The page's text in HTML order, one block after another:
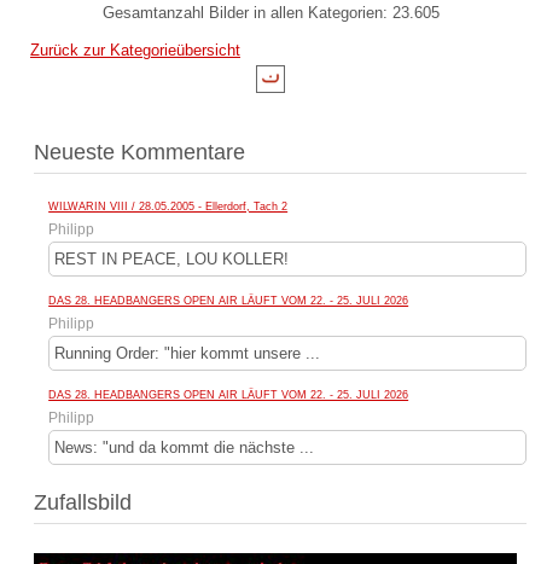
Gesamtanzahl Bilder in allen Kategorien: 23.605
Zurück zur Kategorieübersicht
Neueste Kommentare
WILWARIN VIII / 28.05.2005 - Ellerdorf, Tach 2
Philipp
REST IN PEACE, LOU KOLLER!
DAS 28. HEADBANGERS OPEN AIR LÄUFT VOM 22. - 25. JULI 2026
Philipp
Running Order: "hier kommt unsere ...
DAS 28. HEADBANGERS OPEN AIR LÄUFT VOM 22. - 25. JULI 2026
Philipp
News: "und da kommt die nächste ...
Zufallsbild